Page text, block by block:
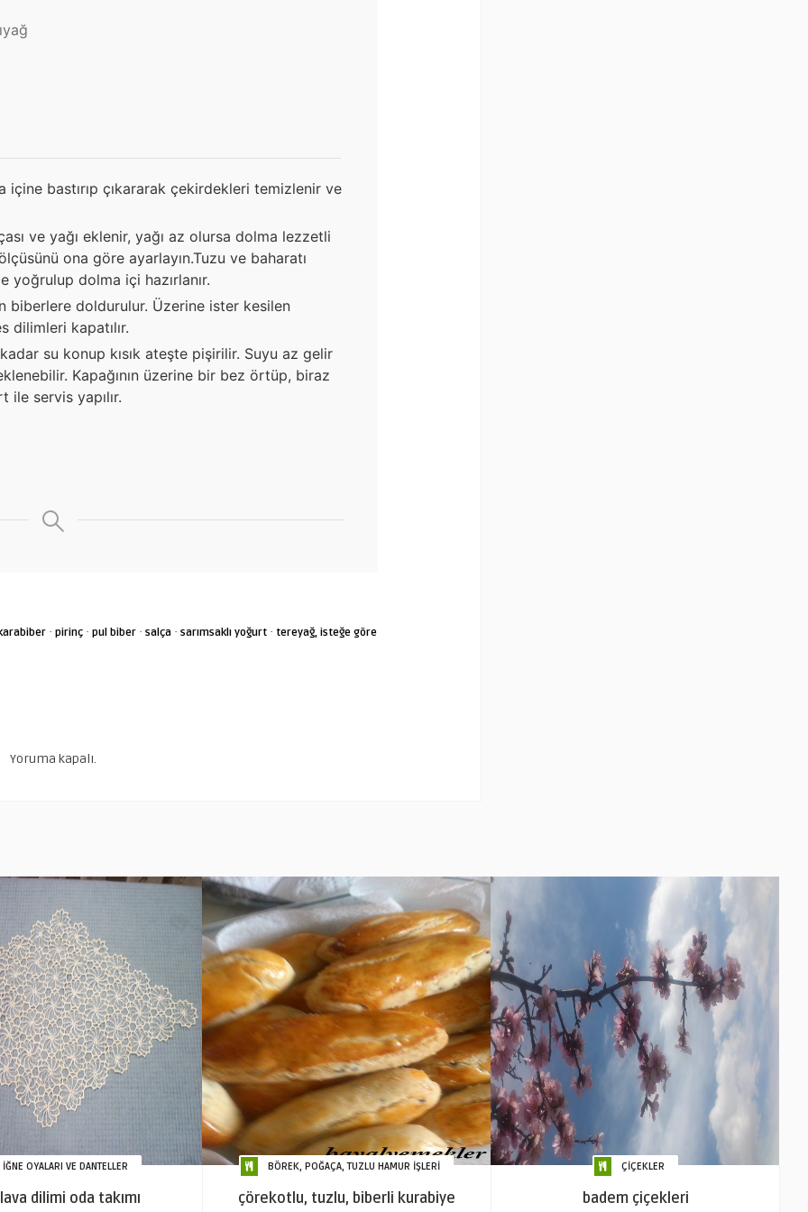
içine bastırıp çıkararak çekirdekleri temizlenir ve
ve yağı eklenir, yağı az olursa dolma lezzetli
ona göre ayarlayın.Tuzu ve baharatı
yoğrulup dolma içi hazırlanır.
biberlere doldurulur. Üzerine ister kesilen
dilimleri kapatılır.
su konup kısık ateşte pişirilir. Suyu az gelir
Kapağının üzerine bir bez örtüp, biraz
ile servis yapılır.
· pirinç · pul biber · salça · sarımsaklı yoğurt · tereyağ, isteğe göre
Yoruma kapalı.
İĞNE OYALARI VE DANTELLER
dilimi oda takımı
BÖREK, POĞAÇA, TUZLU HAMUR İŞLERİ
çörekotlu, tuzlu, biberli kurabiye
ÇİÇEKLER
badem çiçekleri